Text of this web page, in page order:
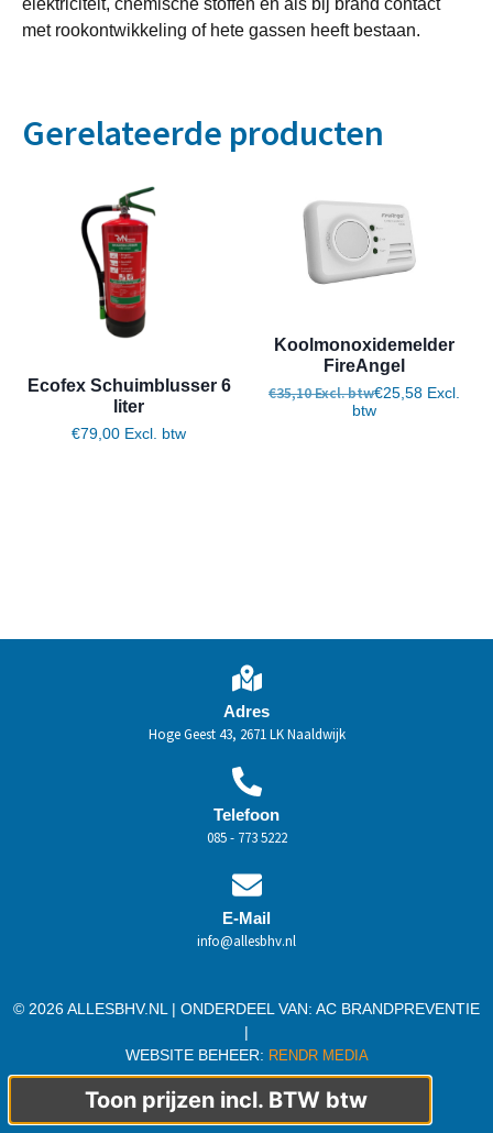
met rookontwikkeling of hete gassen heeft bestaan.
Gerelateerde producten
Ecofex Schuimblusser 6
liter
€79,00 Excl. btw
Koolmonoxidemelder
FireAngel
€35,10Excl. btw€25,58 Excl.
btw
Adres
Hoge Geest 43, 2671 LK Naaldwijk
Telefoon
085 - 773 5222
E-Mail
info@allesbhv.nl
© 2026 ALLESBHV.NL | ONDERDEEL VAN: AC BRANDPREVENTIE
|
WEBSITE BEHEER: RENDR MEDIA
Toon prijzen incl. BTW btw